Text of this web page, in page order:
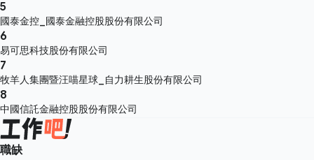
5
國泰金控_國泰金融控股股份有限公司
6
易可思科技股份有限公司
7
牧羊人集團暨汪喵星球_自力耕生股份有限公司
8
中國信託金融控股股份有限公司
職缺